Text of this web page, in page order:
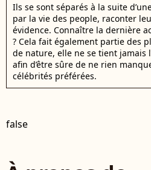
Ils se sont séparés à la suite
par la vie des people, raconter
évidence. Connaître la dernière
? Cela fait également partie des
de nature, elle ne se tient jamais
afin d’être sûre de ne rien
célébrités préférées.
false